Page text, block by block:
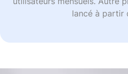
lancé à partir